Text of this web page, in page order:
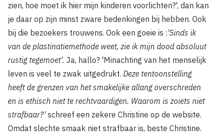
zien, hoe moet ik hier mijn kinderen voorlichten?', dan kan
je daar op zijn minst zware bedenkingen bij hebben. Ook
bij die bezoekers trouwens. Ook een goeie is :'Sinds ik
van de plastinatiemethode weet, zie ik mijn dood absoluut
rustig tegemoet'. Ja, hallo? 'Minachting van het menselijk
leven is veel te zwak uitgedrukt. Deze tentoonstelling
heeft de grenzen van het smakelijke allang overschreden
en is ethisch niet te rechtvaardigen. Waarom is zoiets niet
strafbaar?' schreef een zekere Christine op de website.
Omdat slechte smaak niet strafbaar is, beste Christine.